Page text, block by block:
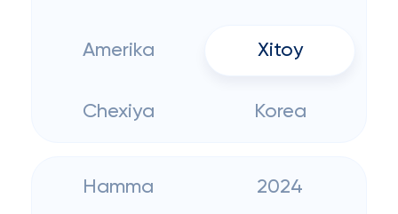
Amerika Xitoy
Chexiya Korea
Hamma 2024